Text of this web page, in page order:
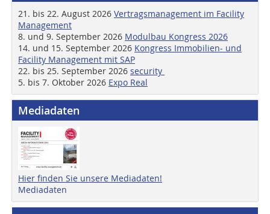
21. bis 22. August 2026 Vertragsmanagement im Facility
Management
8. und 9. September 2026 Modulbau Kongress 2026
14. und 15. September 2026 Kongress Immobilien- und
Facility Management mit SAP
22. bis 25. September 2026 security
5. bis 7. Oktober 2026 Expo Real
Mediadaten
Hier finden Sie unsere Mediadaten!
Mediadaten